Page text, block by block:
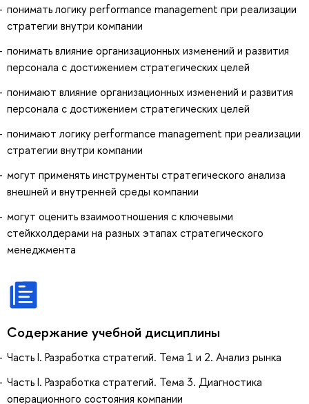
понимать логику performance management при реализации
стратегии внутри компании
понимать влияние организационных изменений и развития
персонала с достижением стратегических целей
понимают влияние организационных изменений и развития
персонала с достижением стратегических целей
понимают логику performance management при реализации
стратегии внутри компании
могут применять инструменты стратегического анализа
внешней и внутренней среды компании
могут оценить взаимоотношения с ключевыми
стейкхолдерами на разных этапах стратегического
менеджмента
Содержание учебной дисциплины
Часть I. Разработка стратегий. Тема 1 и 2. Анализ рынка
Часть I. Разработка стратегий. Тема 3. Диагностика
операционного состояния компании